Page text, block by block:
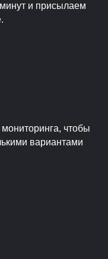
и присылаем
чтобы
вариантами